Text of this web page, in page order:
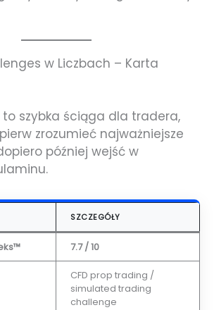
w Liczbach – Karta
to szybka ściąga dla tradera,
zrozumieć najważniejsze
później wejść w
SZCZEGÓŁY
7.7 / 10
CFD prop trading /
simulated trading
challenge